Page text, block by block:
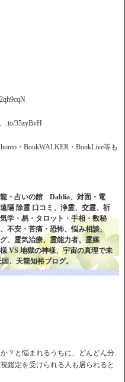
.to/35zyBvH
・BookWALKER・BookLive等も
・占いの館 Dahlia、対面・電
隔 除霊 口コミ、浄霊、交霊、祈
学・易・タロット・手相・数秘
不安・苦痛・恐怖、悩み相談、
、霊気治療、霊能力者、霊媒
VS 地獄の神様、宇宙の真理で未
、天龍知裕ブログ。
？と悩まれるうちに、どんどん分
鑑定を受けられる人も居られると